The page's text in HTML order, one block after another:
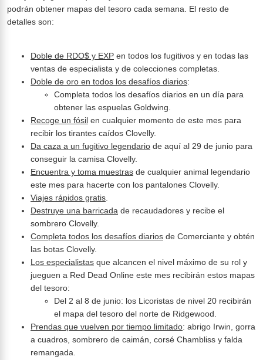
podrán obtener mapas del tesoro cada semana. El resto de
detalles son:
Doble de RDO$ y EXP en todos los fugitivos y en todas las
ventas de especialista y de colecciones completas.
Doble de oro en todos los desafíos diarios:
Completa todos los desafíos diarios en un día para
obtener las espuelas Goldwing.
Recoge un fósil en cualquier momento de este mes para
recibir los tirantes caídos Clovelly.
Da caza a un fugitivo legendario de aquí al 29 de junio para
conseguir la camisa Clovelly.
Encuentra y toma muestras de cualquier animal legendario
este mes para hacerte con los pantalones Clovelly.
Viajes rápidos gratis
Destruye una barricada de recaudadores y recibe el
sombrero Clovelly.
Completa todos los desafíos diarios de Comerciante y obtén
las botas Clovelly.
Los especialistas que alcancen el nivel máximo de su rol y
jueguen a Red Dead Online este mes recibirán estos mapas
del tesoro:
Del 2 al 8 de junio: los Licoristas de nivel 20 recibirán
el mapa del tesoro del norte de Ridgewood.
Prendas que vuelven por tiempo limitado: abrigo Irwin, gorra
a cuadros, sombrero de caimán, corsé Chambliss y falda
remangada.